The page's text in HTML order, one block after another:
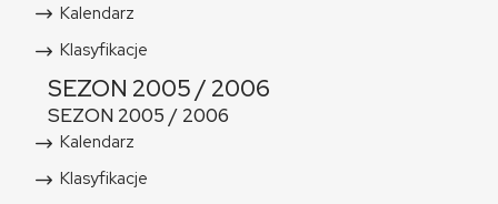
Kalendarz
Klasyfikacje
SEZON 2005 / 2006
SEZON 2005 / 2006
Kalendarz
Klasyfikacje